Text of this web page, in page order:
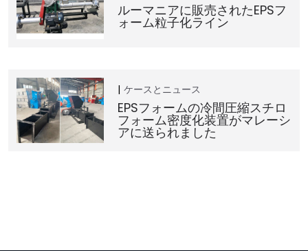
ルーマニアに販売されたEPSフ
ォーム粒子化ライン
ケースとニュース
EPSフォームの冷間圧縮スチロ
フォーム密度化装置がマレーシ
アに送られました